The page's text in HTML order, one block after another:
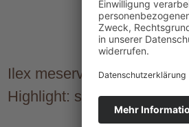
Ilex meserveae
Highlight: sehr schöner